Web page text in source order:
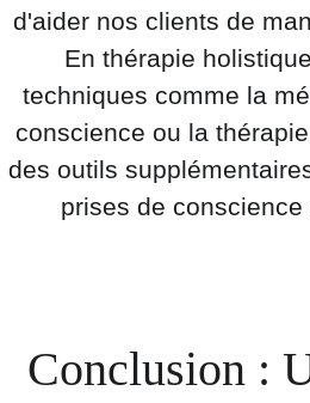
d'aider nos clients de
En thérapie
techniques comme la
conscience ou la
des outils
prises de conscience
Conclusion :